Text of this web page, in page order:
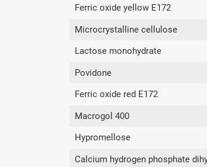
Ferric oxide yellow E172
Microcrystalline cellulose
Lactose monohydrate
Povidone
Ferric oxide red E172
Macrogol 400
Hypromellose
Calcium hydrogen phosphate